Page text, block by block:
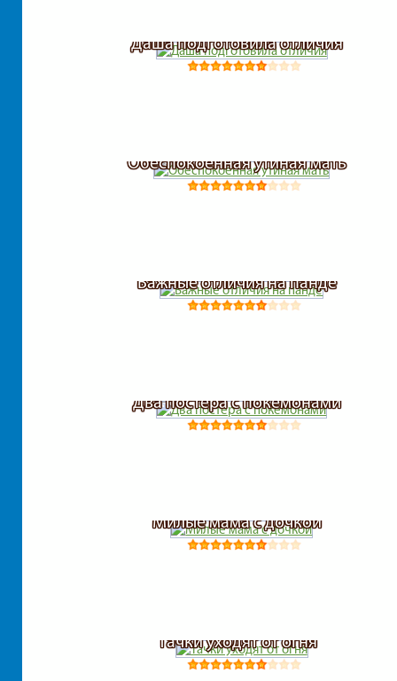
Даша подготовила отличия
Обеспокоенная утиная мать
Важные отличия на панде
Два постера с покемонами
Милые мама с дочкой
Тачки уходят от огня